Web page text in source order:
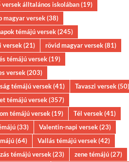
álltalános iskolában(19)
magyar versek(38)
témájú versek(245)
versek(21) rövid magyar versek(81)
témájú versek(19)
versek(203)
témájú versek(41) Tavaszi versek(50)
témájú versek(357)
témájú versek(19) Tél versek(41)
(33) Valentin-napi versek(23)
(64) Vallás témájú versek(42)
témájú versek(23) zene témájú(27)